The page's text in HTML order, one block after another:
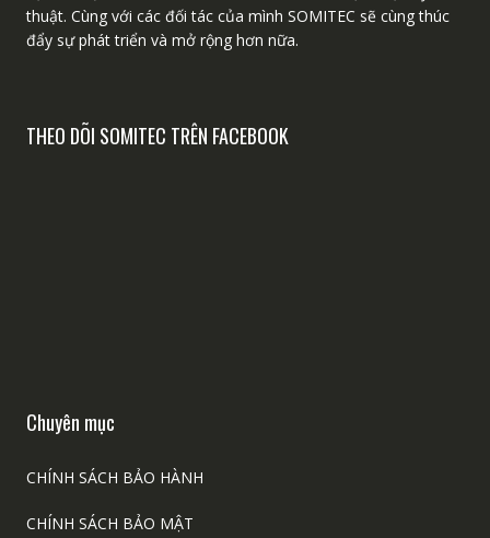
thuật. Cùng với các đối tác của mình SOMITEC sẽ cùng thúc
đẩy sự phát triển và mở rộng hơn nữa.
THEO DÕI SOMITEC TRÊN FACEBOOK
Chuyên mục
CHÍNH SÁCH BẢO HÀNH
CHÍNH SÁCH BẢO MẬT